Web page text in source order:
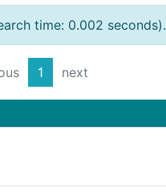
time: 0.002 seconds).
1 next